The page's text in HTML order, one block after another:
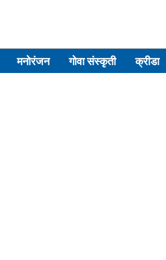
मनोरंजन गोवा संस्कृती क्रीडा